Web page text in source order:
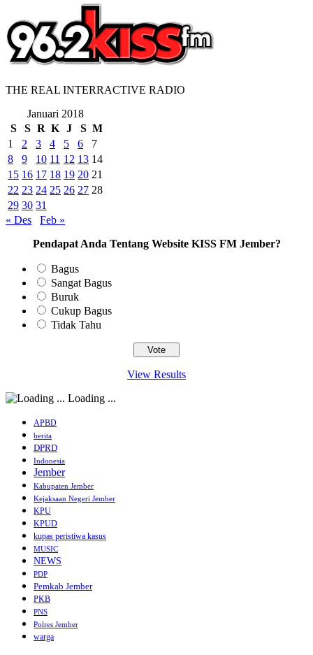
THE REAL INTERRACTIVE RADIO
Januari 2018
S
S R K J S M
1
2 3 4 5 6
7
8
9 10 11 12 13 14
15 16 17 18 19 20 21
22 23 24 25 26 27 28
29 30 31
« Des
Feb »
Pendapat Anda Tentang Website KISS FM Jember?
Bagus
Sangat Bagus
Buruk
Cukup Bagus
Tidak Tahu
View Results
Loading ...
APBD
berita
DPRD
Indonesia
Jember
Kabupaten Jember
Kejaksaan Negeri Jember
KPU
KPUD
kupas peristiwa kasus
MUSIC
NEWS
PDP
Pemkab Jember
PKB
PNS
Polres Jember
warga